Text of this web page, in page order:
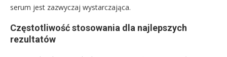
serum jest zazwyczaj wystarczająca.
Częstotliwość stosowania dla najlepszych
rezultatów